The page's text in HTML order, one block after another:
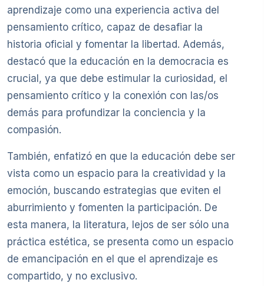
aprendizaje como una experiencia activa del
pensamiento crítico, capaz de desafiar la
historia oficial y fomentar la libertad. Además,
destacó que la educación en la democracia es
crucial, ya que debe estimular la curiosidad, el
pensamiento crítico y la conexión con las/os
demás para profundizar la conciencia y la
compasión.
También, enfatizó en que la educación debe ser
vista como un espacio para la creatividad y la
emoción, buscando estrategias que eviten el
aburrimiento y fomenten la participación. De
esta manera, la literatura, lejos de ser sólo una
práctica estética, se presenta como un espacio
de emancipación en el que el aprendizaje es
compartido, y no exclusivo.